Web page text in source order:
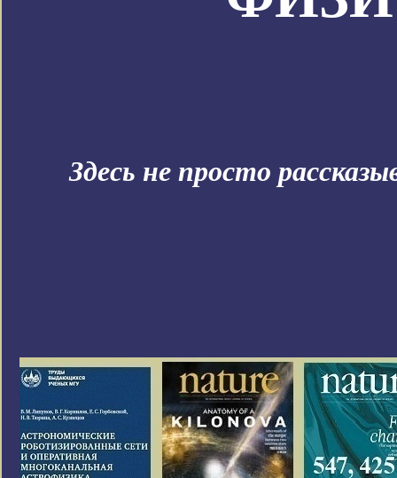
Здесь не просто